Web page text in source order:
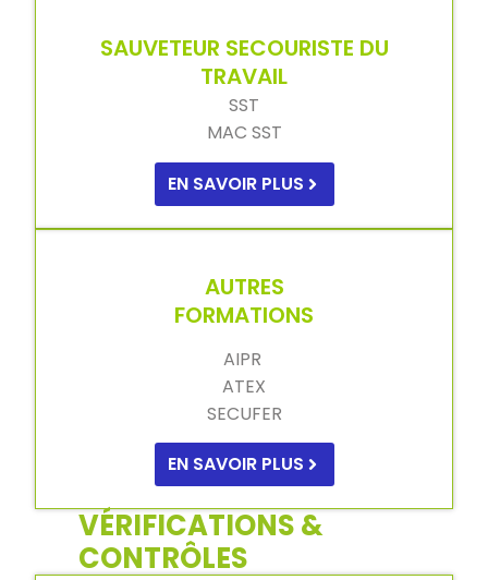
SAUVETEUR SECOURISTE DU
TRAVAIL
SST
MAC SST
EN SAVOIR PLUS
AUTRES
FORMATIONS
AIPR
ATEX
SECUFER
EN SAVOIR PLUS
VÉRIFICATIONS &
CONTRÔLES